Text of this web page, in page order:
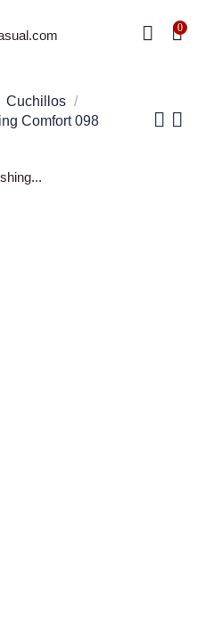
0
Cuchillos
Comfort 098